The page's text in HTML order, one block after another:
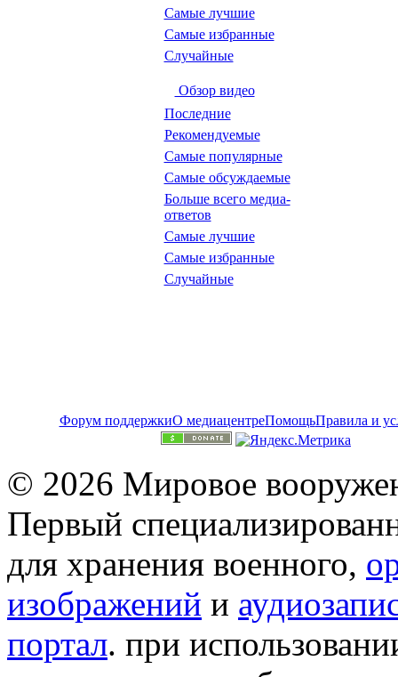
Самые лучшие
Самые избранные
Случайные
Обзор видео
Последние
Рекомендуемые
Самые популярные
Самые обсуждаемые
Больше всего медиа-
ответов
Самые лучшие
Самые избранные
Случайные
Форум поддержкиО медиацентреПомощьПравила и
© 2026 Мировое
Первый
для хранения военного,
изображений и
портал. при